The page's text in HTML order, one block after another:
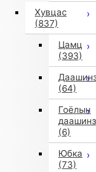
Хувцас
(837)
Цамц
(393)
(64)
Гоёлын
даашинз
(6)
Юбка
(73)